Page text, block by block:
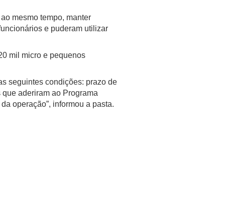
mesmo tempo, manter
e puderam utilizar
mil micro e pequenos
seguintes condições: prazo de
aderiram ao Programa
operação”, informou a pasta.